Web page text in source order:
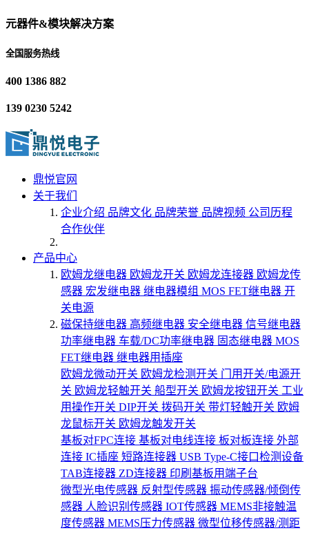
元器件&模块解决方案
全国服务热线
400 1386 882
139 0230 5242
鼎悦官网
关于我们
企业介绍 品牌文化 品牌荣誉 品牌视频 公司历程
合作伙伴
产品中心
欧姆龙继电器 欧姆龙开关 欧姆龙连接器 欧姆龙传
感器 宏发继电器 继电器模组 MOS FET继电器 开
关电源
磁保持继电器 高频继电器 安全继电器 信号继电器
功率继电器 车载/DC功率继电器 固态继电器 MOS
FET继电器 继电器用插座
欧姆龙微动开关 欧姆龙检测开关 门用开关/电源开
关 欧姆龙轻触开关 船型开关 欧姆龙按钮开关 工业
用操作开关 DIP开关 拨码开关 带灯轻触开关 欧姆
龙鼠标开关 欧姆龙触发开关
基板对FPC连接 基板对电线连接 板对板连接 外部
连接 IC插座 短路连接器 USB Type-C接口检测设备
TAB连接器 ZD连接器 印刷基板用端子台
微型光电传感器 反射型传感器 振动传感器/倾倒传
感器 人脸识别传感器 IOT传感器 MEMS非接触温
度传感器 MEMS压力传感器 微型位移传感器/测距